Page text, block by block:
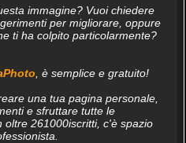
immagine? Vuoi chiedere
per migliorare, oppure
ti ha colpito particolarmente?
, è semplice e gratuito!
una tua pagina personale,
e sfruttare tutte le
oltre 261000iscritti, c'è spazio